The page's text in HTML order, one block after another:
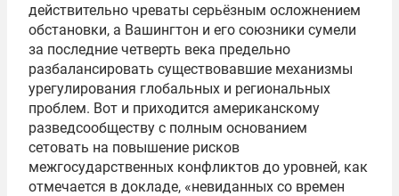
действительно чреваты серьёзным осложнением
обстановки, а Вашингтон и его союзники сумели
за последние четверть века предельно
разбалансировать существовавшие механизмы
урегулирования глобальных и региональных
проблем. Вот и приходится американскому
разведсообществу с полным основанием
сетовать на повышение рисков
межгосударственных конфликтов до уровней, как
отмечается в докладе, «невиданных со времен